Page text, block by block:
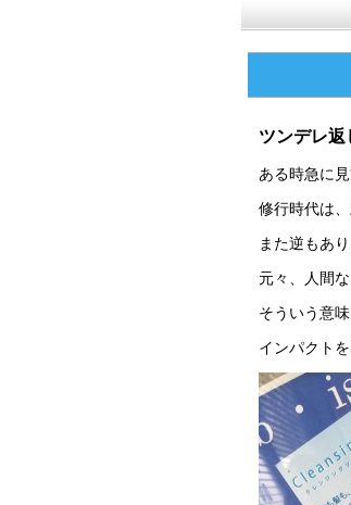
ツンデレ返
ある時急に
修行時代は
また逆もあ
元々、人間
そういう意
インパクト